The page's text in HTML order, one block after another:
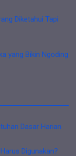
Diketahui Tapi
yang Bikin Ngoding
Dasar Harian
Digunakan?